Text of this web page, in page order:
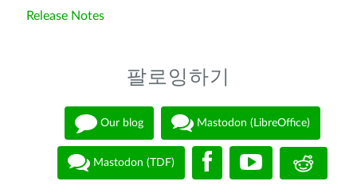
Release Notes
팔로잉하기
Our blog Mastodon (LibreOffice)
Mastodon (TDF)